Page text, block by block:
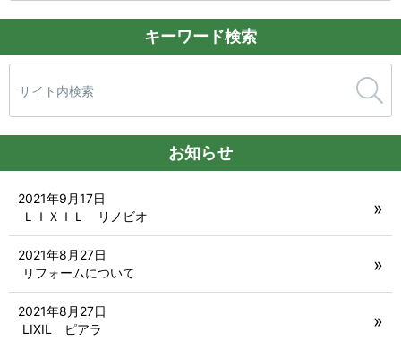
キーワード検索
索:
お知らせ
ＬＩＸＩＬ リノビオ
2021年9月17日
リフォームについて
2021年8月27日
LIXIL ピアラ
2021年8月27日